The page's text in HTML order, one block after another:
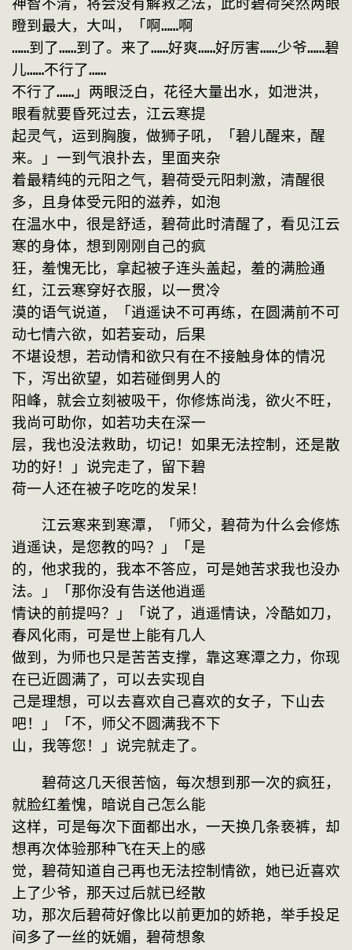
神智不清，将会没有解救之法，此时碧荷突然两眼
瞪到最大，大叫，「啊……啊
……到了……到了。来了……好爽……好厉害……少爷……碧
儿……不行了……
不行了……」两眼泛白，花径大量出水，如泄洪，
眼看就要昏死过去，江云寒提
起灵气，运到胸腹，做狮子吼，「碧儿醒来，醒
来。」一到气浪扑去，里面夹杂
着最精纯的元阳之气，碧荷受元阳刺激，清醒很
多，且身体受元阳的滋养，如泡
在温水中，很是舒适，碧荷此时清醒了，看见江云
寒的身体，想到刚刚自己的疯
狂，羞愧无比，拿起被子连头盖起，羞的满脸通
红，江云寒穿好衣服，以一贯冷
漠的语气说道，「逍遥诀不可再练，在圆满前不可
动七情六欲，如若妄动，后果
不堪设想，若动情和欲只有在不接触身体的情况
下，泻出欲望，如若碰倒男人的
阳峰，就会立刻被吸干，你修炼尚浅，欲火不旺，
我尚可助你，如若功夫在深一
层，我也没法救助，切记！如果无法控制，还是散
功的好！」说完走了，留下碧
荷一人还在被子吃吃的发呆！
江云寒来到寒潭，「师父，碧荷为什么会修炼
逍遥诀，是您教的吗？」「是
的，他求我的，我本不答应，可是她苦求我也没办
法。」「那你没有告送他逍遥
情诀的前提吗？」「说了，逍遥情诀，冷酷如刀，
春风化雨，可是世上能有几人
做到，为师也只是苦苦支撑，靠这寒潭之力，你现
在已近圆满了，可以去实现自
己是理想，可以去喜欢自己喜欢的女子，下山去
吧！」「不，师父不圆满我不下
山，我等您！」说完就走了。
碧荷这几天很苦恼，每次想到那一次的疯狂，
就脸红羞愧，暗说自己怎么能
这样，可是每次下面都出水，一天换几条亵裤，却
想再次体验那种飞在天上的感
觉，碧荷知道自己再也无法控制情欲，她已近喜欢
上了少爷，那天过后就已经散
功，那次后碧荷好像比以前更加的娇艳，举手投足
间多了一丝的妩媚，碧荷想象